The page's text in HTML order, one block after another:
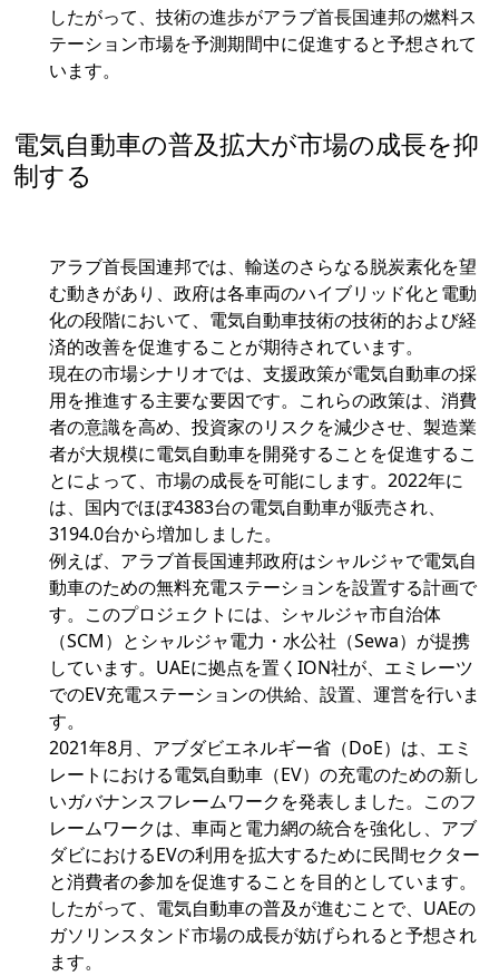
したがって、技術の進歩がアラブ首長国連邦の燃料ス
テーション市場を予測期間中に促進すると予想されて
います。
電気自動車の普及拡大が市場の成長を抑
制する
アラブ首長国連邦では、輸送のさらなる脱炭素化を望
む動きがあり、政府は各車両のハイブリッド化と電動
化の段階において、電気自動車技術の技術的および経
済的改善を促進することが期待されています。
現在の市場シナリオでは、支援政策が電気自動車の採
用を推進する主要な要因です。これらの政策は、消費
者の意識を高め、投資家のリスクを減少させ、製造業
者が大規模に電気自動車を開発することを促進するこ
とによって、市場の成長を可能にします。2022年に
は、国内でほぼ4383台の電気自動車が販売され、
3194.0台から増加しました。
例えば、アラブ首長国連邦政府はシャルジャで電気自
動車のための無料充電ステーションを設置する計画で
す。このプロジェクトには、シャルジャ市自治体
（SCM）とシャルジャ電力・水公社（Sewa）が提携
しています。UAEに拠点を置くION社が、エミレーツ
でのEV充電ステーションの供給、設置、運営を行いま
す。
2021年8月、アブダビエネルギー省（DoE）は、エミ
レートにおける電気自動車（EV）の充電のための新し
いガバナンスフレームワークを発表しました。このフ
レームワークは、車両と電力網の統合を強化し、アブ
ダビにおけるEVの利用を拡大するために民間セクター
と消費者の参加を促進することを目的としています。
したがって、電気自動車の普及が進むことで、UAEの
ガソリンスタンド市場の成長が妨げられると予想され
ます。